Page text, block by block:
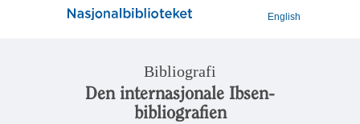
English
Bibliografi
Den internasjonale Ibsen-
bibliografien